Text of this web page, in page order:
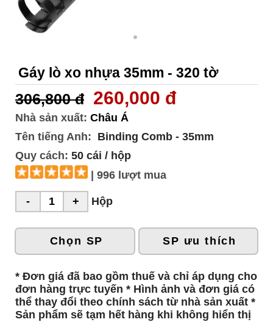
Gáy lò xo nhựa 35mm - 320 tờ
306,800 đ 260,000 đ
Nhà sản xuất: Châu Á
Tên tiếng Anh: Binding Comb - 35mm
Quy cách: 50 cái / hộp
| 996 lượt mua
Hộp
Chọn SP SP ưu thích
* Đơn giá đã bao gồm thuế và chỉ áp dụng cho
đơn hàng trực tuyến * Hình ảnh và đơn giá có
thể thay đổi theo chính sách từ nhà sản xuất *
Sản phẩm sẽ tạm hết hàng khi không hiển thị